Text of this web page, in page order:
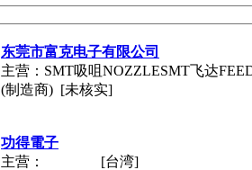
东莞市富克电子有限公司
主营：SMT吸咀NOZZLESMT飞达
(制造商) [未核实]
功得電子
主营：
[台湾]